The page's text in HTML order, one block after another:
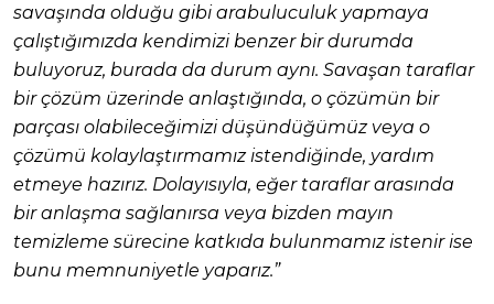
savaşında olduğu gibi arabuluculuk yapmaya
çalıştığımızda kendimizi benzer bir durumda
buluyoruz, burada da durum aynı. Savaşan taraflar
bir çözüm üzerinde anlaştığında, o çözümün bir
parçası olabileceğimizi düşündüğümüz veya o
çözümü kolaylaştırmamız istendiğinde, yardım
etmeye hazırız. Dolayısıyla, eğer taraflar arasında
bir anlaşma sağlanırsa veya bizden mayın
temizleme sürecine katkıda bulunmamız istenir ise
bunu memnuniyetle yaparız.”